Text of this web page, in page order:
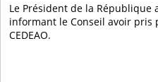
Le Président de la
informant le Conseil avoir pris
CEDEAO.